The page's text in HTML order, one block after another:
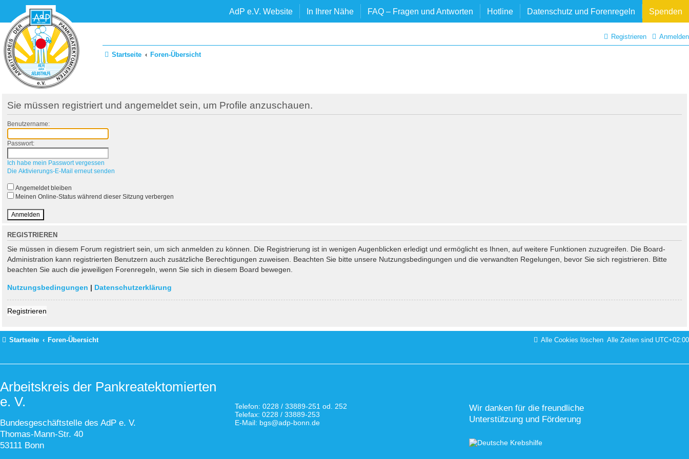
AdP e.V. Website In Ihrer Nähe FAQ – Fragen und Antworten Hotline Datenschutz und Forenregeln Spenden
Anmelden
Registrieren
Startseite Foren-Übersicht
Sie müssen registriert und angemeldet sein, um Profile anzuschauen.
Benutzername:
Passwort:
Ich habe mein Passwort vergessen
Die Aktivierungs-E-Mail erneut senden
Angemeldet bleiben
Meinen Online-Status während dieser Sitzung verbergen
REGISTRIEREN
Sie müssen in diesem Forum registriert sein, um sich anmelden zu können. Die Registrierung ist in wenigen Augenblicken erledigt und ermöglicht es Ihnen, auf weitere Funktionen zuzugreifen. Die Board-
Administration kann registrierten Benutzern auch zusätzliche Berechtigungen zuweisen. Beachten Sie bitte unsere Nutzungsbedingungen und die verwandten Regelungen, bevor Sie sich registrieren. Bitte
beachten Sie auch die jeweiligen Forenregeln, wenn Sie sich in diesem Board bewegen.
Nutzungsbedingungen | Datenschutzerklärung
Registrieren
Startseite Foren-Übersicht Alle Zeiten sind UTC+02:00
Alle Cookies löschen
Arbeitskreis der Pankreatektomierten
e. V.
Bundesgeschäftstelle des AdP e. V.
Thomas-Mann-Str. 40
53111 Bonn
Telefon: 0228 / 33889-251 od. 252
Telefax: 0228 / 33889-253
E-Mail: bgs@adp-bonn.de
Wir danken für die freundliche
Unterstützung und Förderung